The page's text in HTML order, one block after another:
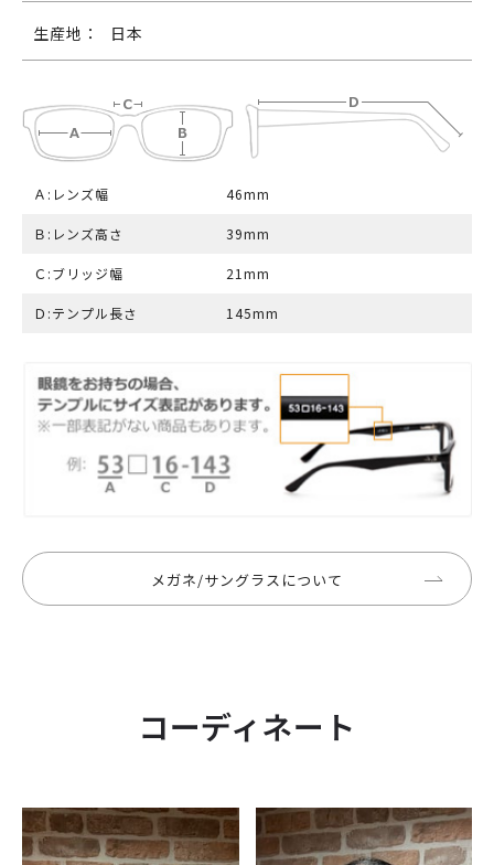
生産地： 日本
Ａ:レンズ幅 46mm
Ｂ:レンズ高さ 39mm
Ｃ:ブリッジ幅 21mm
Ｄ:テンプル長さ 145mm
メガネ/サングラスについて
コーディネート